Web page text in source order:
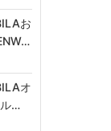
お
オ
ル…